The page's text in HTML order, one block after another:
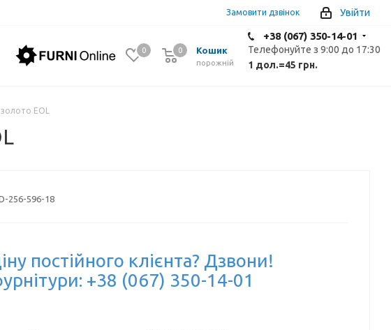
Увійти
Замовити дзвінок
+38 (067) 350-14-01
Телефонуйте з 9:00 до 17:30
1 дол.=45 грн.
0 Кошик
0
порожній
0
EOL
256-596-18
постійного клієнта? Дзвони!
+38 (067) 350-14-01